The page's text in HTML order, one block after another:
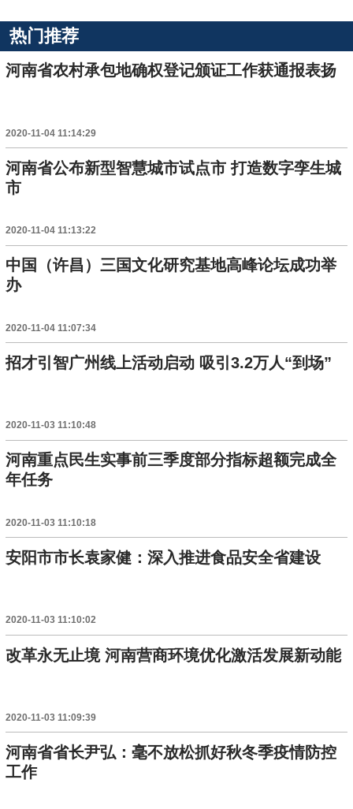
热门推荐
河南省农村承包地确权登记颁证工作获通报表扬
2020-11-04 11:14:29
河南省公布新型智慧城市试点市 打造数字孪生城
市
2020-11-04 11:13:22
中国（许昌）三国文化研究基地高峰论坛成功举
办
2020-11-04 11:07:34
招才引智广州线上活动启动 吸引3.2万人“到场”
2020-11-03 11:10:48
河南重点民生实事前三季度部分指标超额完成全
年任务
2020-11-03 11:10:18
安阳市市长袁家健：深入推进食品安全省建设
2020-11-03 11:10:02
改革永无止境 河南营商环境优化激活发展新动能
2020-11-03 11:09:39
河南省省长尹弘：毫不放松抓好秋冬季疫情防控
工作